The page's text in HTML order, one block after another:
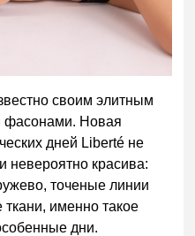
своим элитным
фасонами. Новая
дней Liberté не
невероятно красива:
точеные линии
именно такое
дни.